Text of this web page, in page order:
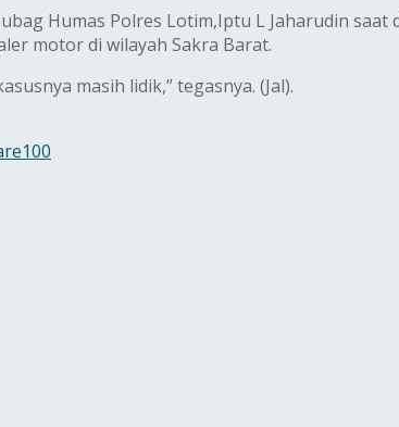
Humas Polres Lotim,Iptu L Jaharudin
motor di wilayah Sakra Barat.
masih lidik,” tegasnya. (Jal).
100